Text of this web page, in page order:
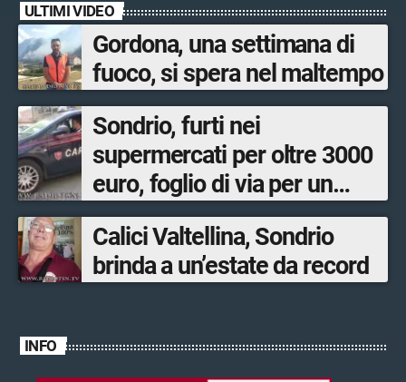
ULTIMI VIDEO
Gordona, una settimana di
fuoco, si spera nel maltempo
Sondrio, furti nei
supermercati per oltre 3000
euro, foglio di via per un
ventinovenne
Calici Valtellina, Sondrio
brinda a un’estate da record
INFO